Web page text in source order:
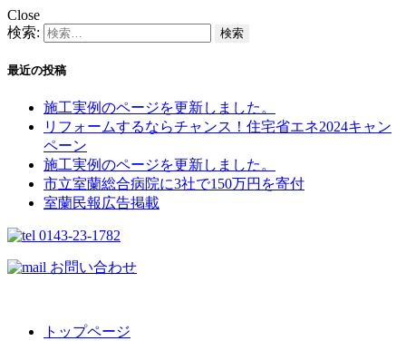
Close
検索:
最近の投稿
施工実例のページを更新しました。
リフォームするならチャンス！住宅省エネ2024キャン
ペーン​
施工実例のページを更新しました。
市立室蘭総合病院に3社で150万円を寄付
室蘭民報広告掲載
0143-23-1782
お問い合わせ
トップページ